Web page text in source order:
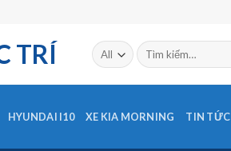
TRÍ
HYUNDAI I10 XE KIA MORNING TIN TỨC